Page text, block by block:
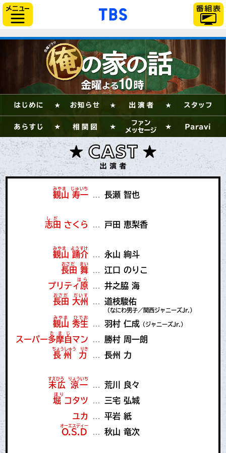
「TBSテレビ」トップ
観山 寿一
みやま じゅいち
… 長瀬 智也
志田 さくら
しだ
… 戸田 恵梨香
観山 踊介
みやま ようすけ
…
永山 絢斗
長田 舞
おさだ まい
…
江口 のりこ
プリティ原
はら
…
井之脇 海
長田 大州
おさだ だいす
… 道枝駿佑
（なにわ男子／関西ジャニーズJr.）
観山 秀生
みやま ひでお
… 羽村 仁成 （ジャニーズJr.）
スーパー多摩自マン
たまじ
…
勝村 周一朗
長州 力
ちょうしゅう りき
… 長州 力
末広 涼一
すえひろ りょういち
…
荒川 良々
堀 コタツ
ほり
…
三宅 弘城
ユカ
…
平岩 紙
O.S.D
オーエスディー
… 秋山 竜次